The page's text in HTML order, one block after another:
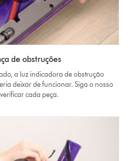
de obstruções
a luz indicadora de obstrução
deixar de funcionar. Siga o nosso
cada peça.